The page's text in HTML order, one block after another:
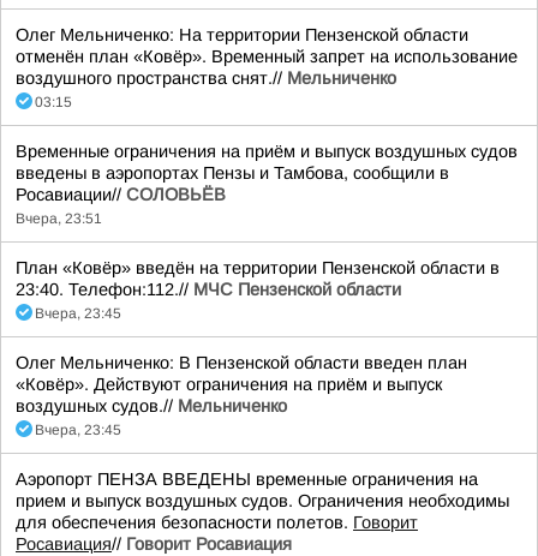
Олег Мельниченко: На территории Пензенской области
отменён план «Ковёр». Временный запрет на использование
воздушного пространства снят.// Мельниченко
03:15
Временные ограничения на приём и выпуск воздушных судов
введены в аэропортах Пензы и Тамбова, сообщили в
Росавиации// СОЛОВЬЁВ
Вчера, 23:51
План «Ковёр» введён на территории Пензенской области в
23:40. Телефон:112.// МЧС Пензенской области
Вчера, 23:45
Олег Мельниченко: В Пензенской области введен план
«Ковёр». Действуют ограничения на приём и выпуск
воздушных судов.// Мельниченко
Вчера, 23:45
Аэропорт ПЕНЗА ВВЕДЕНЫ временные ограничения на
прием и выпуск воздушных судов. Ограничения необходимы
для обеспечения безопасности полетов. Говорит
Росавиация// Говорит Росавиация